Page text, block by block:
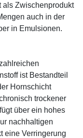
als Zwischenprodukt
auch in der
in Emulsionen.
ist Bestandteil
Hornschicht
trockener
über ein hohes
nachhaltigen
eine Verringerung